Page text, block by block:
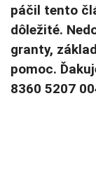
páčil tento
dôležité.
granty,
pomoc.
8360 5207